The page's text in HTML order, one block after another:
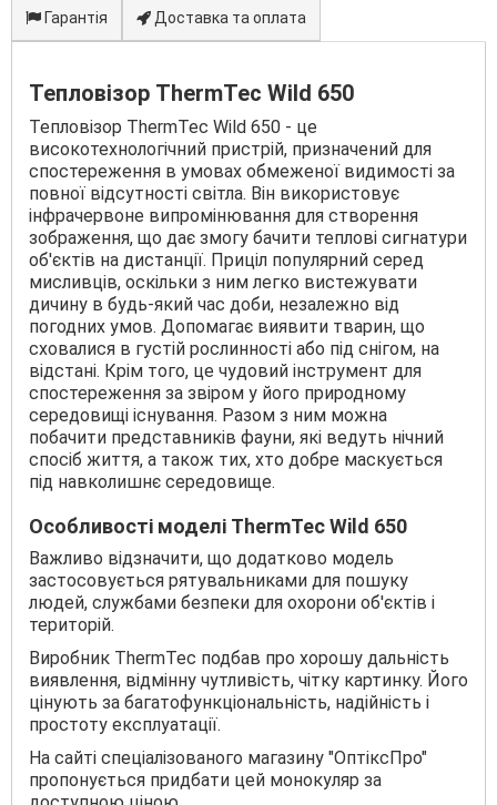
Гарантія Доставка та оплата
Тепловізор ThermTec Wild 650
Тепловізор ThermTec Wild 650 - це
високотехнологічний пристрій, призначений для
спостереження в умовах обмеженої видимості за
повної відсутності світла. Він використовує
інфрачервоне випромінювання для створення
зображення, що дає змогу бачити теплові сигнатури
об'єктів на дистанції. Приціл популярний серед
мисливців, оскільки з ним легко вистежувати
дичину в будь-який час доби, незалежно від
погодних умов. Допомагає виявити тварин, що
сховалися в густій рослинності або під снігом, на
відстані. Крім того, це чудовий інструмент для
спостереження за звіром у його природному
середовищі існування. Разом з ним можна
побачити представників фауни, які ведуть нічний
спосіб життя, а також тих, хто добре маскується
під навколишнє середовище.
Особливості моделі ThermTec Wild 650
Важливо відзначити, що додатково модель
застосовується рятувальниками для пошуку
людей, службами безпеки для охорони об'єктів і
територій.
Виробник ThermTec подбав про хорошу дальність
виявлення, відмінну чутливість, чітку картинку. Його
цінують за багатофункціональність, надійність і
простоту експлуатації.
На сайті спеціалізованого магазину "ОптіксПро"
пропонується придбати цей монокуляр за